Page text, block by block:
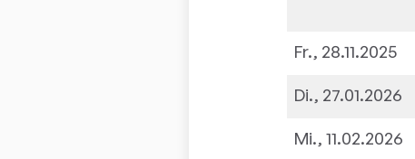
Fr., 28.11.2025
Di., 27.01.2026
Mi., 11.02.2026